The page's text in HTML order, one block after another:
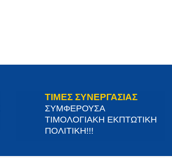
ΤΙΜΕΣ ΣΥΝΕΡΓΑΣΙΑΣ
ΣΥΜΦΕΡΟΥΣΑ
ΤΙΜΟΛΟΓΙΑΚΗ ΕΚΠΤΩΤΙΚΗ
ΠΟΛΙΤΙΚΗ!!!